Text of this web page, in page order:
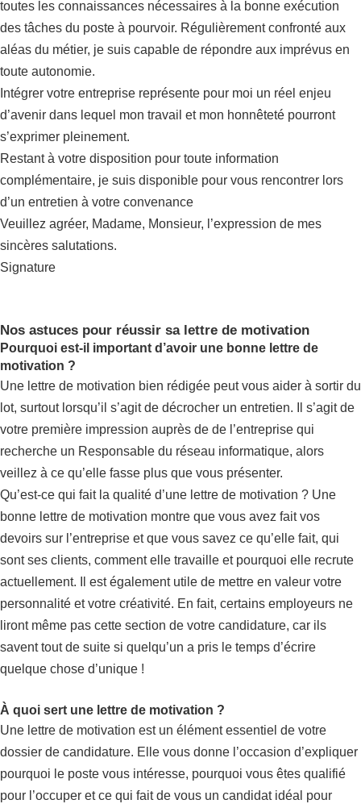
toutes les connaissances nécessaires à la bonne exécution
des tâches du poste à pourvoir. Régulièrement confronté aux
aléas du métier, je suis capable de répondre aux imprévus en
toute autonomie.
Intégrer votre entreprise représente pour moi un réel enjeu
d’avenir dans lequel mon travail et mon honnêteté pourront
s’exprimer pleinement.
Restant à votre disposition pour toute information
complémentaire, je suis disponible pour vous rencontrer lors
d’un entretien à votre convenance
Veuillez agréer, Madame, Monsieur, l’expression de mes
sincères salutations.
Signature
Nos astuces pour réussir sa lettre de motivation
Pourquoi est-il important d’avoir une bonne lettre de
motivation ?
Une lettre de motivation bien rédigée peut vous aider à sortir du
lot, surtout lorsqu’il s’agit de décrocher un entretien. Il s’agit de
votre première impression auprès de de l’entreprise qui
recherche un Responsable du réseau informatique, alors
veillez à ce qu’elle fasse plus que vous présenter.
Qu’est-ce qui fait la qualité d’une lettre de motivation ? Une
bonne lettre de motivation montre que vous avez fait vos
devoirs sur l’entreprise et que vous savez ce qu’elle fait, qui
sont ses clients, comment elle travaille et pourquoi elle recrute
actuellement. Il est également utile de mettre en valeur votre
personnalité et votre créativité. En fait, certains employeurs ne
liront même pas cette section de votre candidature, car ils
savent tout de suite si quelqu’un a pris le temps d’écrire
quelque chose d’unique !
À quoi sert une lettre de motivation ?
Une lettre de motivation est un élément essentiel de votre
dossier de candidature. Elle vous donne l’occasion d’expliquer
pourquoi le poste vous intéresse, pourquoi vous êtes qualifié
pour l’occuper et ce qui fait de vous un candidat idéal pour